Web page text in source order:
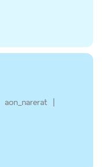
aon_narerat |